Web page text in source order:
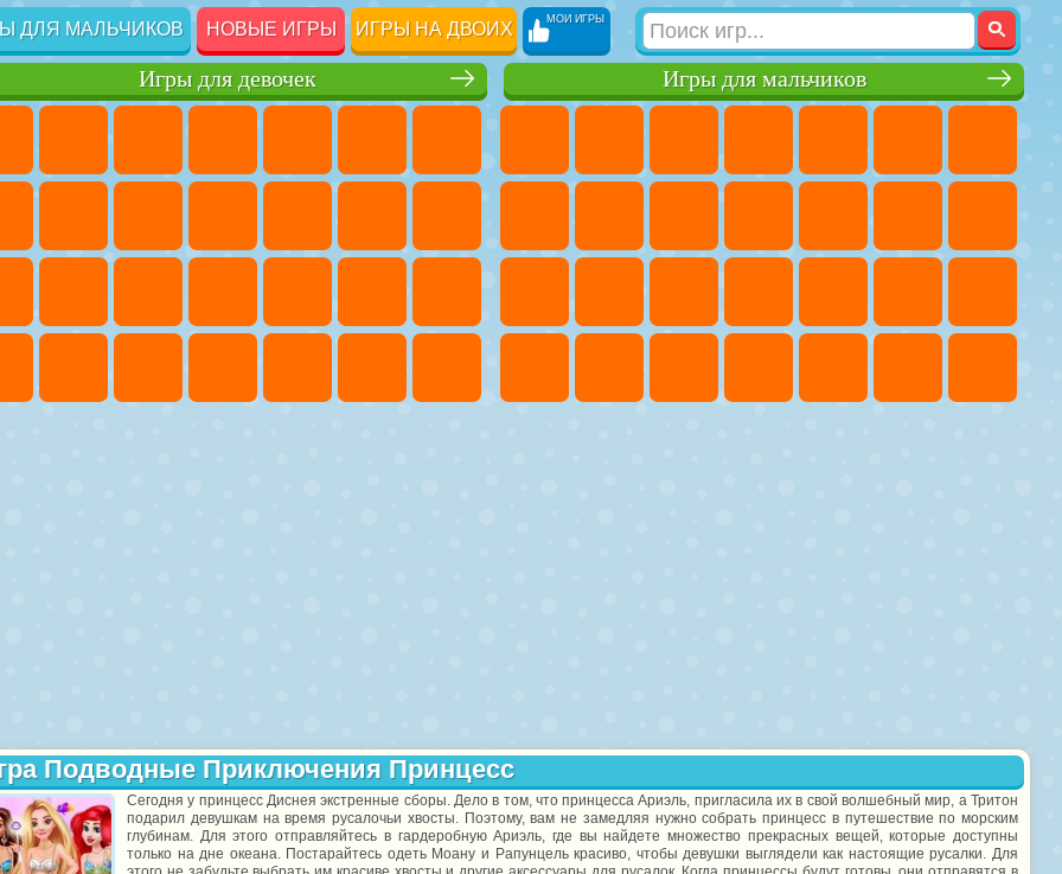
ДЛЯ МАЛЬЧИКОВ НОВЫЕ ИГРЫ ИГРЫ НА ДВОИХ МОИ ИГРЫ
Игры для мальчиков
Игры для девочек
Подводные Приключения Принцесс
Сегодня у принцесс Диснея экстренные сборы. Дело в том, что принцесса Ариэль, пригласила их в свой волшебный мир, а Тритон
подарил девушкам на время русалочьи хвосты. Поэтому, вам не замедляя нужно собрать принцесс в путешествие по морским
глубинам. Для этого отправляйтесь в гардеробную Ариэль, где вы найдете множество прекрасных вещей, которые доступны
только на дне океана. Постарайтесь одеть Моану и Рапунцель красиво, чтобы девушки выглядели как настоящие русалки. Для